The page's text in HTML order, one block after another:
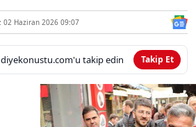
02 Haziran 2026 09:07
takip edin Takip Et